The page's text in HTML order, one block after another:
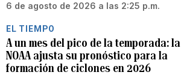
6 de agosto de 2026 a las 2:25 p.m.
EL TIEMPO
A un mes del pico de la temporada: la
NOAA ajusta su pronóstico para la
formación de ciclones en 2026